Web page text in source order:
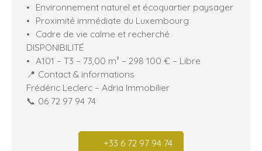
Environnement naturel et écoquartier paysager
Proximité immédiate du Luxembourg
Cadre de vie calme et recherché
DISPONIBILITÉ
A101 – T3 – 73,00 m² – 298 100 € – Libre
📍 Contact & informations
Frédéric Leclerc – Adria Immobilier
📞 06 72 97 94 74
+33 6 72 97 94 74